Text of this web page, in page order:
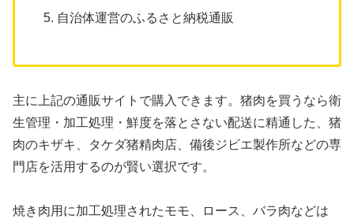
自治体運営のふるさと納税通販
主に上記の通販サイトで購入できます。猪肉を買うなら衛
生管理・加工処理・鮮度を落とさない配送に精通した、猪
肉のキザキ、タケダ猪精肉店、備後ジビエ製作所などの専
門店を活用するのが賢い選択です。
焼き肉用に加工処理されたモモ、ロース、バラ肉などは